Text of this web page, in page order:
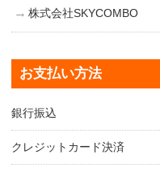
株式会社SKYCOMBO
お支払い方法
銀行振込
クレジットカード決済